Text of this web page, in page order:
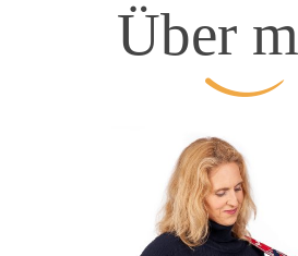
Über